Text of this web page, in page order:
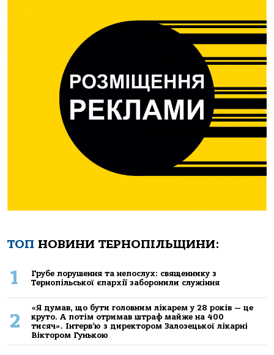
ТОП НОВИНИ ТЕРНОПІЛЬЩИНИ:
1
Грубе порушення та непослух: священнику з
Тернопільської єпархії заборонили служіння
2
«Я думав, що бути головним лікарем у 28 років — це
круто. А потім отримав штраф майже на 400
тисяч». Інтерв’ю з директором Залозецької лікарні
Віктором Гунькою